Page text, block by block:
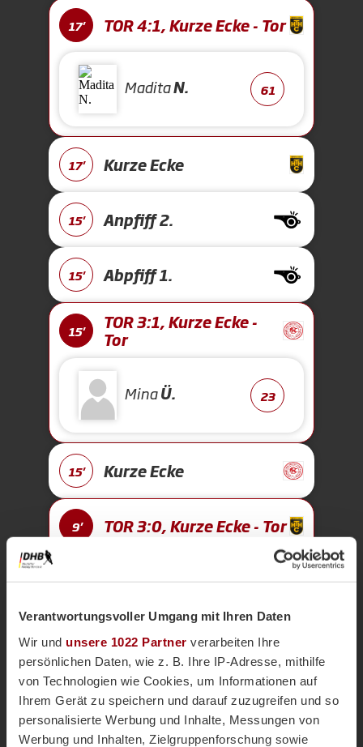
Verantwortungsvoller Umgang mit Ihren Daten
Wir und unsere 1022 Partner verarbeiten Ihre
persönlichen Daten, wie z. B. Ihre IP-Adresse, mithilfe
von Technologien wie Cookies, um Informationen auf
Ihrem Gerät zu speichern und darauf zuzugreifen und so
personalisierte Werbung und Inhalte, Messungen von
Werbung und Inhalten, Zielgruppenforschung sowie
17' TOR 4:1, Kurze Ecke - Tor
MaditaN. 61
17' Kurze Ecke
15' Anpfiff 2.
15' Abpfiff 1.
15'
TOR 3:1, Kurze Ecke -
Tor
MinaÜ. 23
15' Kurze Ecke
9' TOR 3:0, Kurze Ecke - Tor
FennaU.
8' Kurze Ecke
6' TOR 2:0, Feldtor